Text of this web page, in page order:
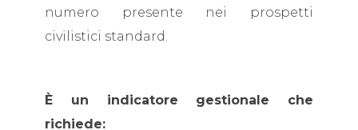
numero presente nei prospetti
civilistici standard.
È un indicatore gestionale che
richiede: